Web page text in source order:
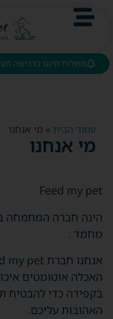
משלוח חינם ברכישה מעל
עמוד הבית » מי אנחנו
מי אנחנו
Feed my pet
הינה חברה המתמחה
מחמד .
האכלה אוטומטים
בקפידה כדי להבטיח
האהובות עליכם.